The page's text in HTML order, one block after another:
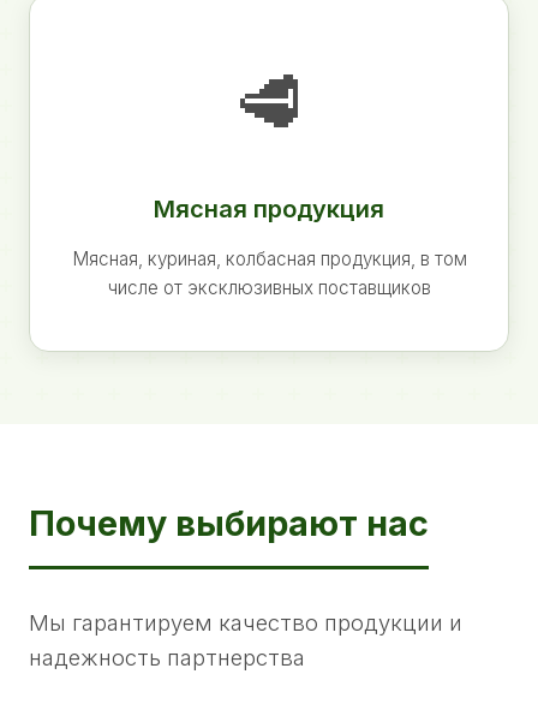
🥩
Мясная продукция
Мясная, куриная, колбасная продукция, в том
числе от эксклюзивных поставщиков
Почему выбирают нас
Мы гарантируем качество продукции и
надежность партнерства